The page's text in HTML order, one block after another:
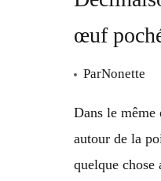
œuf
ParNonette
Dans le même
autour de la
quelque chose